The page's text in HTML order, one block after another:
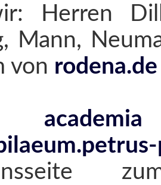
Herren
Mann,
von rodena.de